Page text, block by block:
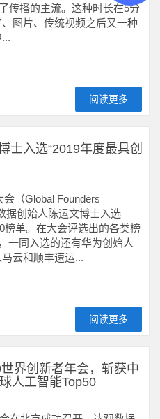
传播的主流。这种时长在5分
图片、传统视频之后又一种
阅读更多
士入选“2019年度最具创
（Global Founders
据创始人陈运文博士入选
榜单。在大会评选出的各类榜
一同入选的还有华为创始人
云和顺丰速运...
阅读更多
界创新者年会，斩获中
人工智能Top50